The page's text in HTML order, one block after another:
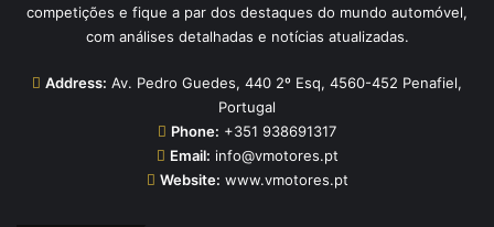
competições e fique a par dos destaques do mundo automóvel,
com análises detalhadas e notícias atualizadas.
Address: Av. Pedro Guedes, 440 2º Esq, 4560-452 Penafiel,
Portugal
Phone: +351 938691317
Email: info@vmotores.pt
Website: www.vmotores.pt